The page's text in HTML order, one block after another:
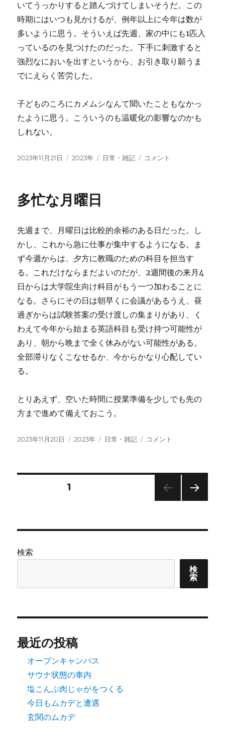
いてうっかりすると踏んづけてしまいそうだ。この
時期にはいつも見かけるが、例年以上に今年は数が
多いように思う。そういえば先週、家の中にも1匹入
っているのを見つけたのだった。下手に刺激すると
強烈なにおいを出すというから、お引き取り願うま
でにえらく苦労した。
子どものころにカメムシなんて聞いたこともなかっ
たように思う。こういうのも温暖化の影響なのかも
しれない。
投
2023年11月21日
カ
ー
2023年
タ
日常・雑記
カ
に
コメント
多忙な月曜日
先週まで、月曜日は比較的余裕のある日だった。し
かし、これから急に仕事が集中するようになる。ま
ず今週からは、夕方に教職のための科目を担当す
る。これだけならまだよいのだが、2週間後の来月4
日からは大学院生向け科目がもう一つ加わることに
なる。さらにその日は朝早くに会議があるうえ、昼
過ぎからは試験答案の受け渡しの集まりがあり、く
わえて今年から始まる英語科目も受け持つ可能性が
あり、朝から晩まで全く休みがない可能性がある。
全部滞りなくこなせるか、今からかなり心配してい
る。
とりあえず、空いた時間に授業準備を少しでも先の
方まで進めて備えておこう。
投
2023年11月20日
カ
2023年
タ
日常・雑記
多
コメント
の
ペ
ー
送
り
固定ページ1
検索
検
索
最近の投稿
オープンキャンパス
サウナ状態の車内
塩こんぶ肉じゃがをつくる
今日もムカデと遭遇
玄関のムカデ